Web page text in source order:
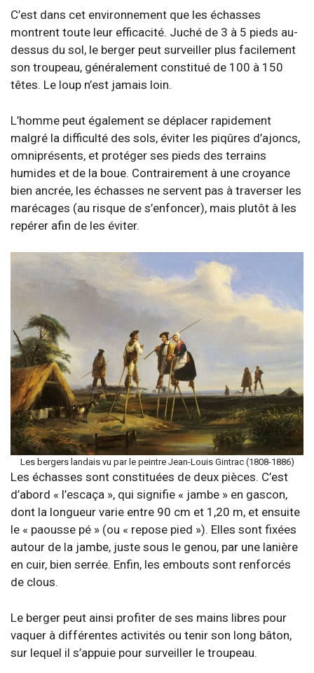
C’est dans cet environnement que les échasses
montrent toute leur efficacité. Juché de 3 à 5 pieds au-
dessus du sol, le berger peut surveiller plus facilement
son troupeau, généralement constitué de 100 à 150
têtes. Le loup n’est jamais loin.
L’homme peut également se déplacer rapidement
malgré la difficulté des sols, éviter les piqûres d’ajoncs,
omniprésents, et protéger ses pieds des terrains
humides et de la boue. Contrairement à une croyance
bien ancrée, les échasses ne servent pas à traverser les
marécages (au risque de s’enfoncer), mais plutôt à les
repérer afin de les éviter.
Les bergers landais vu par le peintre Jean-Louis Gintrac (1808-1886)
Les échasses sont constituées de deux pièces. C’est
d’abord « l’escaça », qui signifie « jambe » en gascon,
dont la longueur varie entre 90 cm et 1,20 m, et ensuite
le « paousse pé » (ou « repose pied »). Elles sont fixées
autour de la jambe, juste sous le genou, par une lanière
en cuir, bien serrée. Enfin, les embouts sont renforcés
de clous.
Le berger peut ainsi profiter de ses mains libres pour
vaquer à différentes activités ou tenir son long bâton,
sur lequel il s’appuie pour surveiller le troupeau.